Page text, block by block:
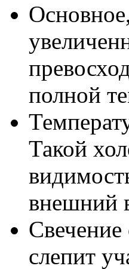
полной
Такой
внешний
Свечение
слепит